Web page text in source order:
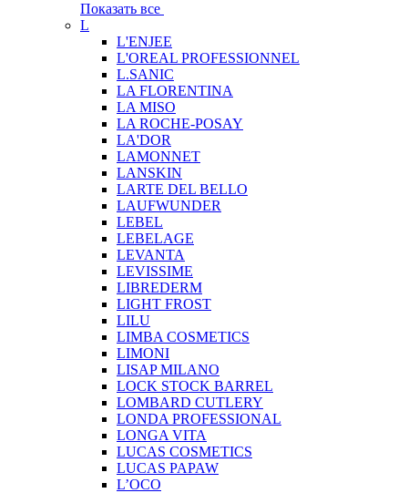
Показать все
L
L'ENJEE
L'OREAL PROFESSIONNEL
L.SANIC
LA FLORENTINA
LA MISO
LA ROCHE-POSAY
LA'DOR
LAMONNET
LANSKIN
LARTE DEL BELLO
LAUFWUNDER
LEBEL
LEBELAGE
LEVANTA
LEVISSIME
LIBREDERM
LIGHT FROST
LILU
LIMBA COSMETICS
LIMONI
LISAP MILANO
LOCK STOCK BARREL
LOMBARD CUTLERY
LONDA PROFESSIONAL
LONGA VITA
LUCAS COSMETICS
LUCAS PAPAW
L’OCO